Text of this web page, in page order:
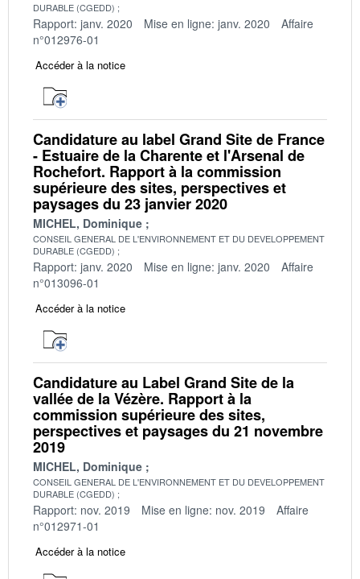
DURABLE (CGEDD)
Rapport: janv. 2020 Mise en ligne: janv. 2020
Affaire
n°012976-01
Accéder à la notice
Candidature au label Grand Site de France
- Estuaire de la Charente et l'Arsenal de
Rochefort. Rapport à la commission
supérieure des sites, perspectives et
paysages du 23 janvier 2020
MICHEL, Dominique
CONSEIL GENERAL DE L'ENVIRONNEMENT ET DU DEVELOPPEMENT
DURABLE (CGEDD)
Rapport: janv. 2020 Mise en ligne: janv. 2020
Affaire
n°013096-01
Accéder à la notice
Candidature au Label Grand Site de la
vallée de la Vézère. Rapport à la
commission supérieure des sites,
perspectives et paysages du 21 novembre
2019
MICHEL, Dominique
CONSEIL GENERAL DE L'ENVIRONNEMENT ET DU DEVELOPPEMENT
DURABLE (CGEDD)
Rapport: nov. 2019 Mise en ligne: nov. 2019
Affaire
n°012971-01
Accéder à la notice